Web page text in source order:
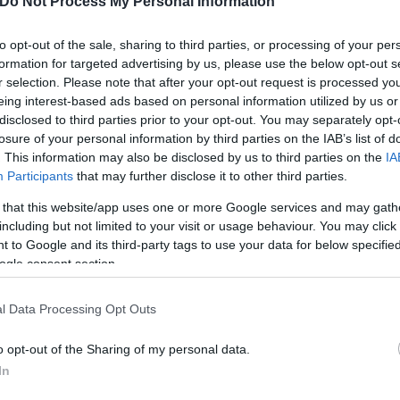
opt-out of the sale, sharing to third parties, or processing of your
for targeted advertising by us, please use the below opt-out
selection. Please note that after your opt-out request is processed
interest-based ads based on personal information utilized by us
to third parties prior to your opt-out. You may separately
of your personal information by third parties on the IAB’s list of
This information may also be disclosed by us to third parties on the
Participants that may further disclose it to other third parties.
that this website/app uses one or more Google services and may
but not limited to your visit or usage behaviour. You may
to Google and its third-party tags to use your data for below
consent section.
Data Processing Opt Outs
opt-out of the Sharing of my personal data.
υποβάλλονται σε αναγκαστικές ψυχιατρικές
εναντίον των διαφωνούντων: «Πολλοί
200 Ρώσους και διεθνείς οργανώσεις
Η Ρωσία δεν συνεργάζεται με την
και δεν ανταποκρίθηκε στην τελευταία έκθεση.